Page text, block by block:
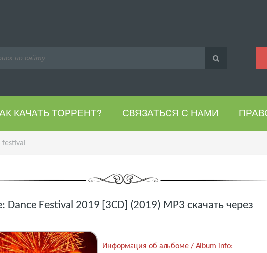
КАЧАТЬ ТОРРЕНТ? СВЯЗАТЬСЯ С НАМИ
festival
Dance Festival 2019 [3CD] (2019) MP3 скачать через
Информация об альбоме / Album info: